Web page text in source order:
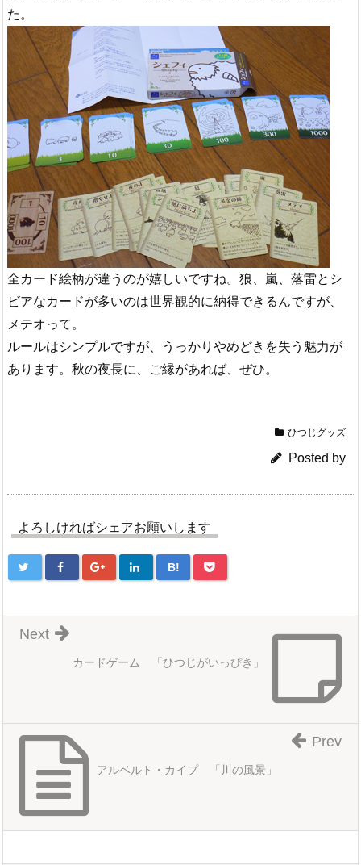
た。
全カード絵柄が違うのが嬉しいですね。狼、嵐、落雷とシ
ビアなカードが多いのは世界観的に納得できるんですが、
メテオって。
ルールはシンプルですが、うっかりやめどきを失う魅力が
あります。秋の夜長に、ご縁があれば、ぜひ。
ひつじグッズ
Posted by
よろしければシェアお願いします
B!
カードゲーム 「ひつじがいっぴき」
Next
アルベルト・カイプ 「川の風景」
Prev